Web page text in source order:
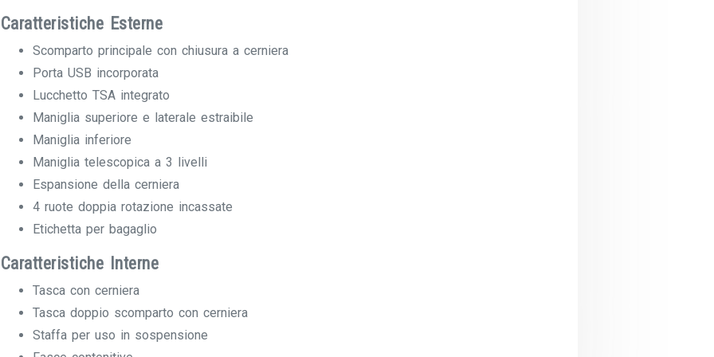
Caratteristiche Esterne
Scomparto principale con chiusura a cerniera
Porta USB incorporata
Lucchetto TSA integrato
Maniglia superiore e laterale estraibile
Maniglia inferiore
Maniglia telescopica a 3 livelli
Espansione della cerniera
4 ruote doppia rotazione incassate
Etichetta per bagaglio
Caratteristiche Interne
Tasca con cerniera
Tasca doppio scomparto con cerniera
Staffa per uso in sospensione